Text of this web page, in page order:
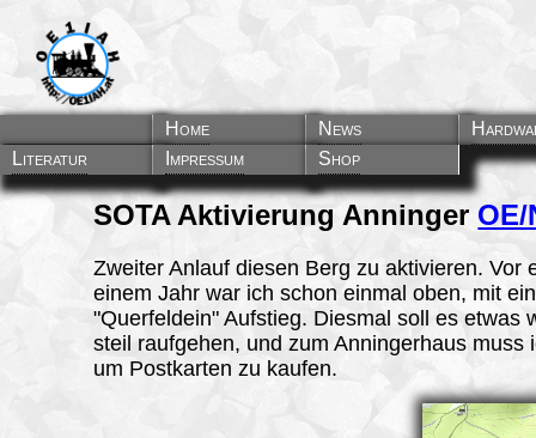
Home News
Literatur
Impressum Shop
SOTA Aktivierung Anninger OE/
Zweiter Anlauf diesen Berg zu aktivieren. Vor
einem Jahr war ich schon einmal oben, mit
"Querfeldein" Aufstieg. Diesmal soll es etwas
steil raufgehen, und zum Anningerhaus muss
um Postkarten zu kaufen.